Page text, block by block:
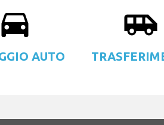
drive_eta
AUTO
airport_shuttle